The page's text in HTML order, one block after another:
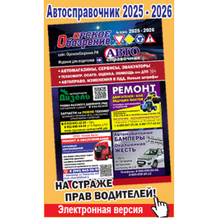
Строительство и ремонт
Авто и мото
Рестораны, кафе, бары
Развлечения и отдых
Спорт Фитнес
Недвижимость
Красота Косметология
Телекоммуникации и связь
Торговля
Бизнес и финансы
Юристы, Экспертиза, Страхование
Ремонт
Социальные организации
Это интересно
Администрация
Популярное →
Строительство и ремонт